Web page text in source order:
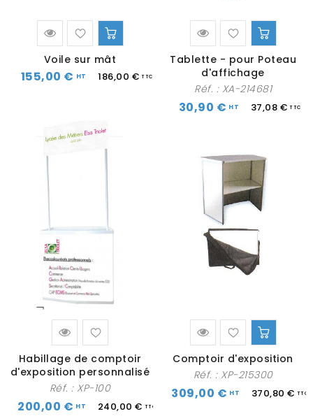
Voile sur mât
155,00 € 186,00 €
Tablette - pour Poteau
d'affichage
Réf. : XA-214681
30,90 € 37,08 €
Habillage de comptoir
d'exposition personnalisé
Réf. : XP-100
200,00 € 240,00 €
Comptoir d'exposition
Réf. : XP-215300
309,00 € 370,80 €